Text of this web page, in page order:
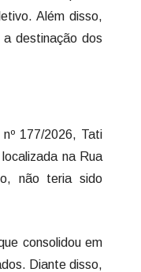
Além disso,
destinação dos
177/2026, Tati
na Rua
não teria sido
consolidou em
Diante disso,